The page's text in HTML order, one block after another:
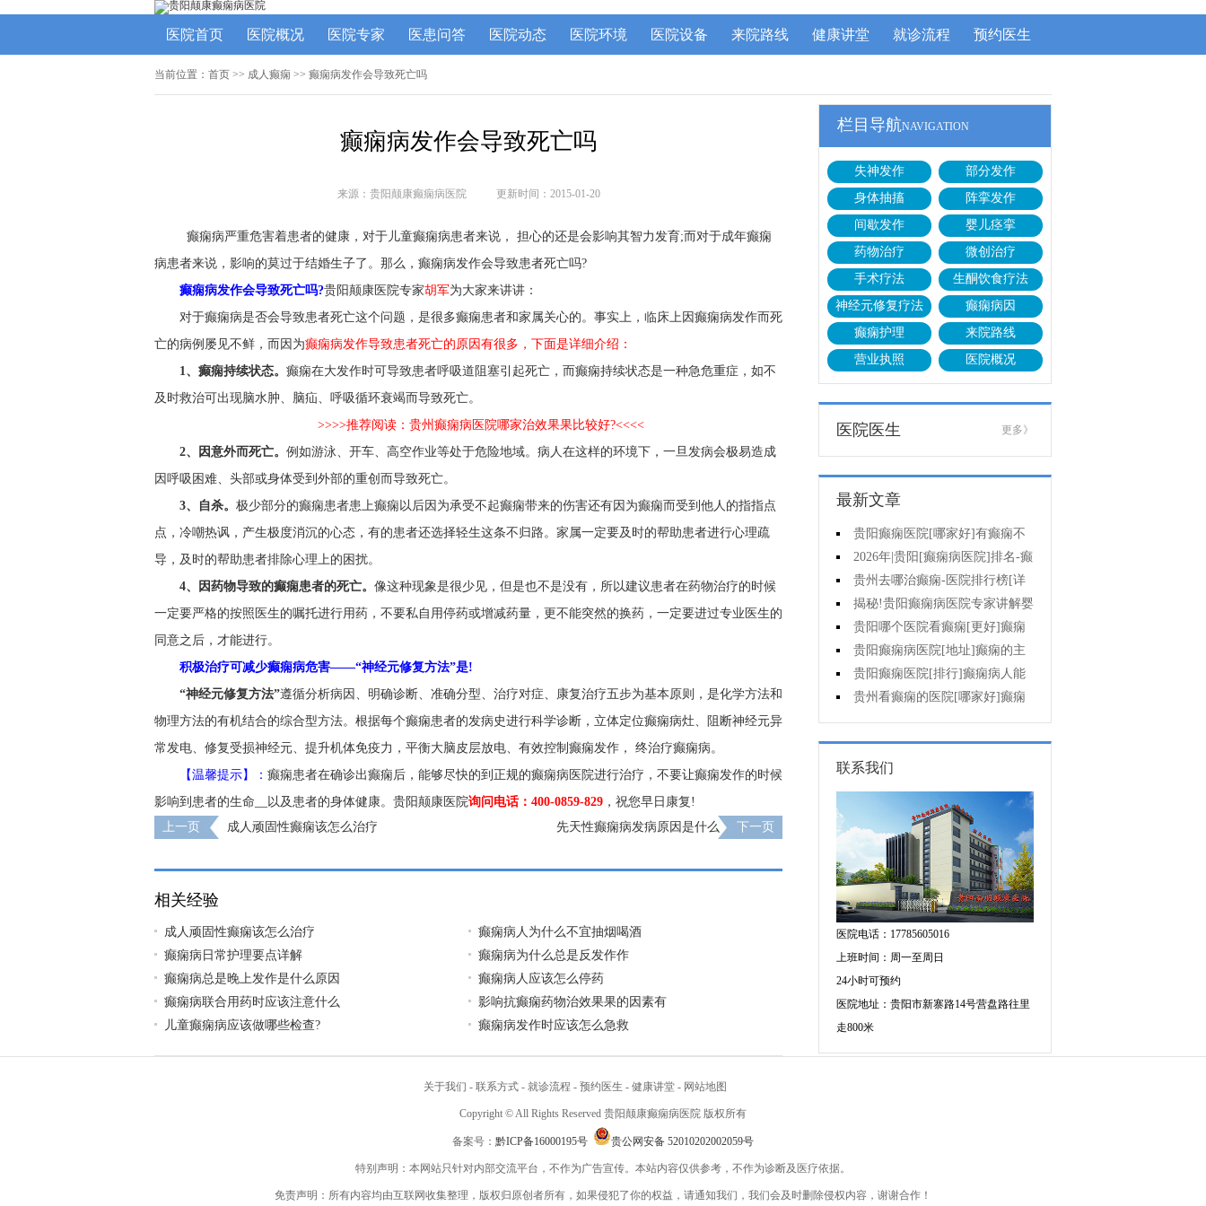
医院首页 医院概况 医院专家 医患问答 医院动态 医院环境 医院设备 来院路线 健康讲堂 就诊流程 预约医生
当前位置： 首页 >> 成人癫痫 >> 癫痫病发作会导致死亡吗
癫痫病发作会导致死亡吗
来源：贵阳颠康癫痫病医院 更新时间：2015-01-20
癫痫病严重危害着患者的健康，对于儿童癫痫病患者来说， 担心的还是会影响其智力发育;而对于成年癫痫
病患者来说，影响的莫过于结婚生子了。那么，癫痫病发作会导致患者死亡吗?
癫痫病发作会导致死亡吗?贵阳颠康医院专家胡军为大家来讲讲：
对于癫痫病是否会导致患者死亡这个问题，是很多癫痫患者和家属关心的。事实上，临床上因癫痫病发作而死
亡的病例屡见不鲜，而因为癫痫病发作导致患者死亡的原因有很多，下面是详细介绍：
1、癫痫持续状态。 癫痫在大发作时可导致患者呼吸道阻塞引起死亡，而癫痫持续状态是一种急危重症，如不
及时救治可出现脑水肿、脑疝、呼吸循环衰竭而导致死亡。
>>>>推荐阅读：贵州癫痫病医院哪家治效果果比较好?<<<<
2、因意外而死亡。 例如游泳、开车、高空作业等处于危险地域。病人在这样的环境下，一旦发病会极易造成
因呼吸困难、头部或身体受到外部的重创而导致死亡。
3、自杀。 极少部分的癫痫患者患上癫痫以后因为承受不起癫痫带来的伤害还有因为癫痫而受到他人的指指点
点，冷嘲热讽，产生极度消沉的心态，有的患者还选择轻生这条不归路。家属一定要及时的帮助患者进行心理疏
导，及时的帮助患者排除心理上的困扰。
4、因药物导致的癫痫患者的死亡。 像这种现象是很少见，但是也不是没有，所以建议患者在药物治疗的时候
一定要严格的按照医生的嘱托进行用药，不要私自用停药或增减药量，更不能突然的换药，一定要进过专业医生的
同意之后，才能进行。
积极治疗可减少癫痫病危害——“神经元修复方法”是!
“神经元修复方法”遵循分析病因、明确诊断、准确分型、治疗对症、康复治疗五步为基本原则，是化学方法和
物理方法的有机结合的综合型方法。根据每个癫痫患者的发病史进行科学诊断，立体定位癫痫病灶、阻断神经元异
常发电、修复受损神经元、提升机体免疫力，平衡大脑皮层放电、有效控制癫痫发作， 终治疗癫痫病。
【温馨提示】： 癫痫患者在确诊出癫痫后，能够尽快的到正规的癫痫病医院进行治疗，不要让癫痫发作的时候
影响到患者的生命__以及患者的身体健康。贵阳颠康医院询问电话：400-0859-829 ，祝您早日康复!
上一页
成人顽固性癫痫该怎么治疗 先天性癫痫病发病原因是什么 下一页
相关经验
成人顽固性癫痫该怎么治疗
癫痫病人为什么不宜抽烟喝酒
癫痫病日常护理要点详解
癫痫病为什么总是反发作作
癫痫病总是晚上发作是什么原因
癫痫病人应该怎么停药
癫痫病联合用药时应该注意什么
影响抗癫痫药物治效果果的因素有
儿童癫痫病应该做哪些检查?
癫痫病发作时应该怎么急救
栏目导航NAVIGATION
失神发作
部分发作
身体抽搐
阵挛发作
间歇发作
婴儿痉挛
药物治疗
微创治疗
手术疗法
生酮饮食疗法
神经元修复疗法
癫痫病因
癫痫护理
来院路线
营业执照
医院概况
医院医生 更多》
最新文章
贵阳癫痫医院[哪家好]有癫痫不
能吃什么?
2026年|贵阳[癫痫病医院]排名-癫
痫病人检查对身体有影响吗?
贵州去哪治癫痫-医院排行榜[详
细排名]癫痫会导致病人精神失常
吗?
揭秘!贵阳癫痫病医院专家讲解婴
儿为什么会得癫痫呢
贵阳哪个医院看癫痫[更好]癫痫
发作有什么症状表现?
贵阳癫痫病医院[地址]癫痫的主
要症状是什么?
贵阳癫痫医院[排行]癫痫病人能
熬夜吗?
贵州看癫痫的医院[哪家好]癫痫
的三大类原因?
联系我们
医院电话：17785605016
上班时间：周一至周日
24小时可预约
医院地址：贵阳市新寨路14号营盘路往里
走800米
关于我们 - 联系方式 - 就诊流程 - 预约医生 - 健康讲堂 - 网站地图
Copyright © All Rights Reserved 贵阳颠康癫痫病医院 版权所有
备案号： 黔ICP备16000195号 贵公网安备 52010202002059号
特别声明：本网站只针对内部交流平台，不作为广告宣传。本站内容仅供参考，不作为诊断及医疗依据。
免责声明：所有内容均由互联网收集整理，版权归原创者所有，如果侵犯了你的权益，请通知我们，我们会及时删除侵权内容，谢谢合作！